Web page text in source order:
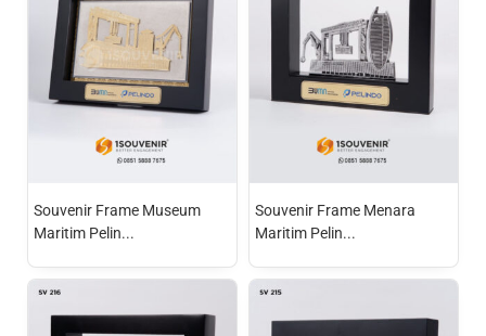
Souvenir Frame Museum
Maritim Pelin...
Souvenir Frame Menara
Maritim Pelin...